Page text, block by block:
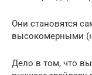
Они становятся
высокомерными
Дело в том, что